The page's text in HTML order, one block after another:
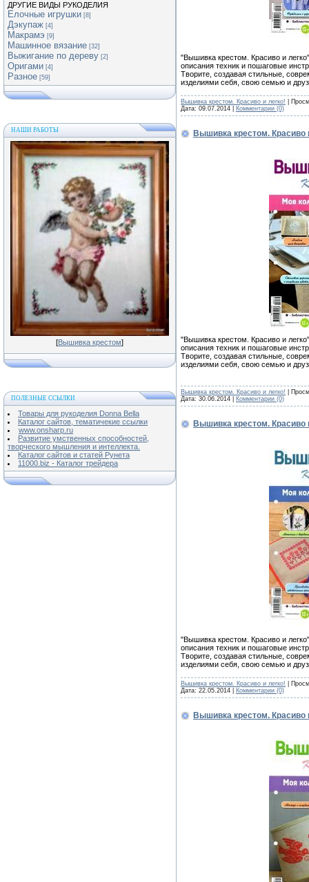
ДРУГИЕ ВИДЫ РУКОДЕЛИЯ
Елочные игрушки [8]
Дэкупаж [4]
Макрамэ [9]
Машинное вязание [32]
Выжигание по дереву [2]
Оригами [4]
Разное [59]
НАШИ РАБОТЫ
[Вышивка крестом]
ПОЛЕЗНЫЕ ССЫЛКИ
Товары для рукоделия Donna Bella
Каталог сайтов, тематичекие ссылки
www.onsharp.ru
Развитие умственных способностей,
творческого мышления и интеллекта.
Каталог сайтов и статей Рунета
11000.biz - Каталог трейдера
"Вышивка крестом. Красиво и
описания техник и пошаговые
Творите, создавая стильные,
изделиями себя, свою семью и
Вышивка крестом. Красиво и легко! |
Дата: 09.07.2014 Комментарии (0)
Вышивка крестом. Красиво
"Вышивка крестом. Красиво и
описания техник и пошаговые
Творите, создавая стильные,
изделиями себя, свою семью и
Вышивка крестом. Красиво и легко! |
Дата: 30.06.2014 Комментарии (0)
Вышивка крестом. Красиво
"Вышивка крестом. Красиво и
описания техник и пошаговые
Творите, создавая стильные,
изделиями себя, свою семью и
Вышивка крестом. Красиво и легко! |
Дата: 22.05.2014 Комментарии (0)
Вышивка крестом. Красиво